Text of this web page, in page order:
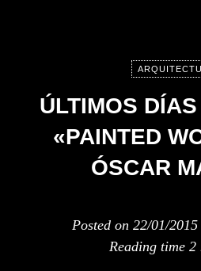
ÚLTIMOS
«PAINTED
ÓSCAR
Posted on 22/01/2015
Reading time 2